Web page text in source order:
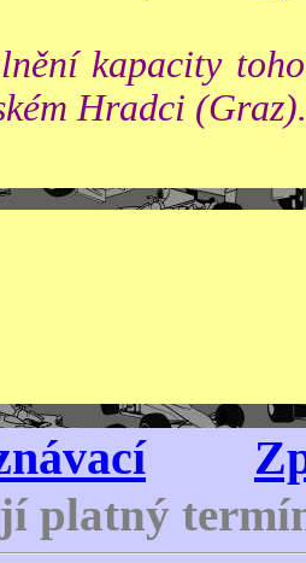
kapacity
Hradci (Graz).
platný